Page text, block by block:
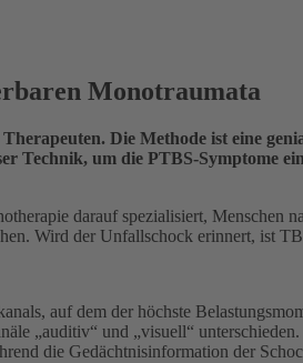
Monotraumata
Die Methode ist eine
Technik, um die PTBS-Symptome
darauf spezialisiert, Menschen
Wird der Unfallschock erinnert, ist
auf dem der höchste
„auditiv“ und „visuell“
die Gedächtnisinformation der